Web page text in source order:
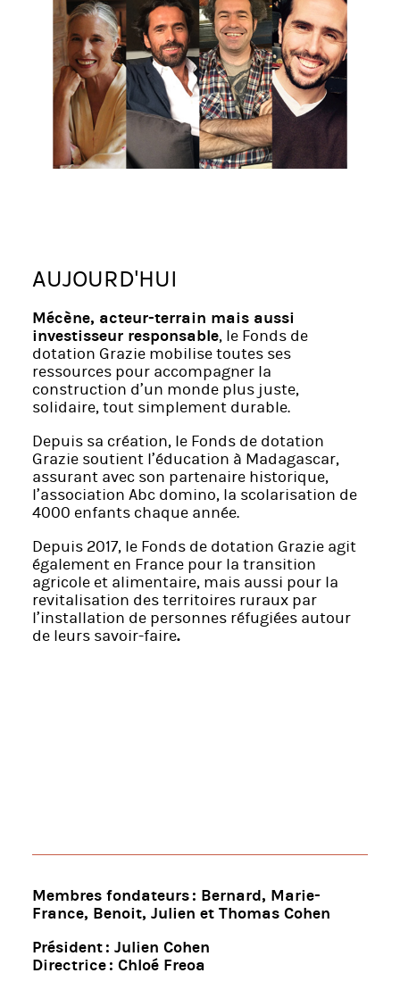
AUJOURD'HUI
Mécène, acteur-terrain mais aussi
investisseur responsable, le Fonds de
dotation Grazie mobilise toutes ses
ressources pour accompagner la
construction d’un monde plus juste,
solidaire, tout simplement durable.
Depuis sa création, le Fonds de dotation
Grazie soutient l’éducation à Madagascar,
assurant avec son partenaire historique,
l’association Abc domino, la scolarisation de
4000 enfants chaque année.
Depuis 2017, le Fonds de dotation Grazie agit
également en France pour la transition
agricole et alimentaire, mais aussi pour la
revitalisation des territoires ruraux par
l’installation de personnes réfugiées autour
de leurs savoir-faire.
Membres fondateurs : Bernard, Marie-
France, Benoit, Julien et Thomas Cohen
Président : Julien Cohen
Directrice : Chloé Freoa